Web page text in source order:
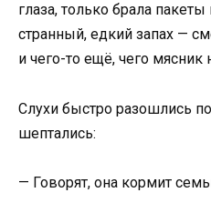
глаза, только брала
странный, едкий запах —
и чего-то ещё, чего мясник
Слухи быстро разошлись
шептались:
— Говорят, она кормит